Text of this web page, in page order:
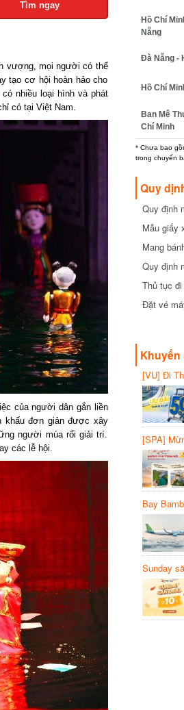
Tìm ngay
vượng, mọi người có thể
tạo cơ hội hoàn hảo cho
nhiều loại hình và phát
có tại Việt Nam.
của người dân gắn liền
khấu đơn giản được xây
người múa rối giải trí.
các lễ hội.
Hồ Chí
Nẵng
Đà Nẵng -
Hồ Chí
Ban Mê
Chí Minh
* Chưa bao
trong chuyến
Quy
Quy định
cần biết
Mẫu giấy
Mang
Quy định
Thủ tục
Đặt vé
Khuyến
[VU] Đi
giảm 50%
[SPA]
20%
Bay
Sunday